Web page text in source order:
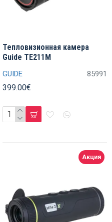
GUIDE 85991
Тепловизионная камера
Guide TE211M
399.00€
Акция